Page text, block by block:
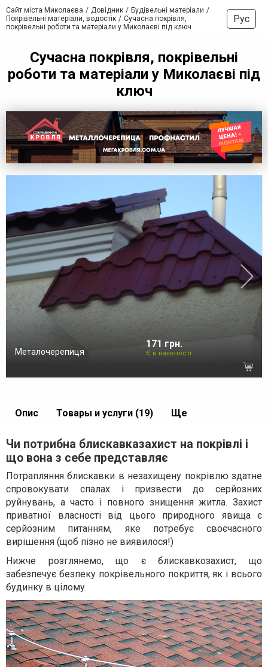
Сайт міста Миколаєва Довідник
Будівельні матеріали
Покрівельні матеріали, водостік
Сучасна покрівля,
покрівельні роботи та матеріали у Миколаєві під ключ
Рус
Сучасна покрівля, покрівельні
роботи та матеріали у Миколаєві під
ключ
Металочерепиця
171 грн.
Є в наявності
Опис Товары и услуги (19) Ще
Чи потрибна блискавказахист на покрівлі і
що вона з себе представляє
Потрапляння блискавки в незахищену покрівлю здатне
спровокувати спалах і призвести до серйозних
руйнувань, а часто і повного знищення житла. Захист
приватної власності від цього природного явища є
серйозним питанням, яке потребує своєчасного
вирішення (щоб пізно не виявилося!)
Нижче розглянемо, що є блискавкозахист, що
забезпечує безпеку покрівельного покриття, як і всього
будинку в цілому.